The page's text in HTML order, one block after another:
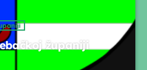
županiji